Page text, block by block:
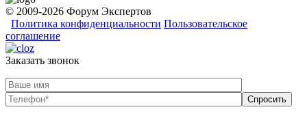
© 2009-2026 Форум Экспертов
Политика конфиденциальности Пользовательское
соглашение
Заказать звонок